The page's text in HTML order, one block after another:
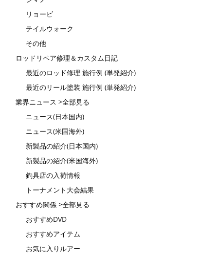
リョービ
テイルウォーク
その他
ロッドリペア修理＆カスタム日記
最近のロッド修理 施行例 (単発紹介)
最近のリール塗装 施行例 (単発紹介)
業界ニュース >全部見る
ニュース(日本国内)
ニュース(米国海外)
新製品の紹介(日本国内)
新製品の紹介(米国海外)
釣具店の入荷情報
トーナメント大会結果
おすすめ関係 >全部見る
おすすめDVD
おすすめアイテム
お気に入りルアー